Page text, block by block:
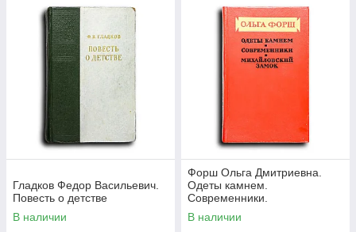
Гладков Федор Васильевич.
Повесть о детстве
В наличии
Форш Ольга Дмитриевна.
Одеты камнем.
Современники.
Михайловский замок
В наличии